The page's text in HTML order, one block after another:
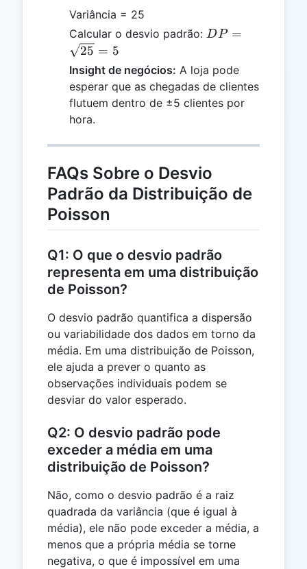
Variância = 25
Calcular o desvio padrão: DP =
= 5
DP =
25 = 5
Insight de negócios: A loja pode
esperar que as chegadas de clientes
flutuem dentro de ±5 clientes por
hora.
FAQs Sobre o Desvio
Padrão da Distribuição de
Poisson
Q1: O que o desvio padrão
representa em uma distribuição
de Poisson?
O desvio padrão quantifica a dispersão
ou variabilidade dos dados em torno da
média. Em uma distribuição de Poisson,
ele ajuda a prever o quanto as
observações individuais podem se
desviar do valor esperado.
Q2: O desvio padrão pode
exceder a média em uma
distribuição de Poisson?
Não, como o desvio padrão é a raiz
quadrada da variância (que é igual à
média), ele não pode exceder a média, a
menos que a própria média se torne
negativa, o que é impossível em uma